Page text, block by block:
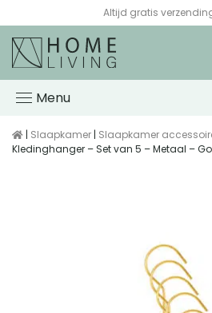
Altijd gratis
Menu
| Slaapkamer | Slaapkamer
Kledinghanger – Set van 5 – Metaal –